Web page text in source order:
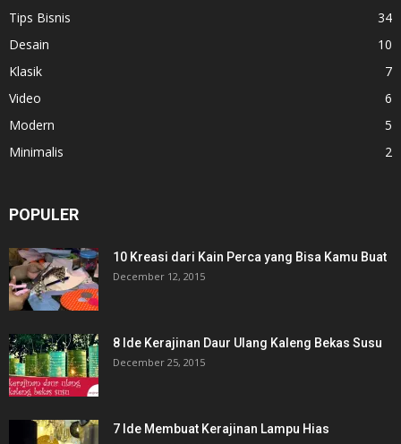
Tips Bisnis
34
Desain
10
Klasik
7
Video
6
Modern
5
Minimalis
2
POPULER
10 Kreasi dari Kain Perca yang Bisa Kamu Buat
December 12, 2015
8 Ide Kerajinan Daur Ulang Kaleng Bekas Susu
December 25, 2015
7 Ide Membuat Kerajinan Lampu Hias